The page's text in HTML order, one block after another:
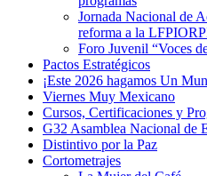
Jornada Nacional de
reforma a la
Foro Juvenil “Voces
Pactos Estratégicos
¡Este 2026 hagamos Un
Viernes Muy Mexicano
Cursos, Certificaciones y
G32 Asamblea Nacional de
Distintivo por la Paz
Cortometrajes